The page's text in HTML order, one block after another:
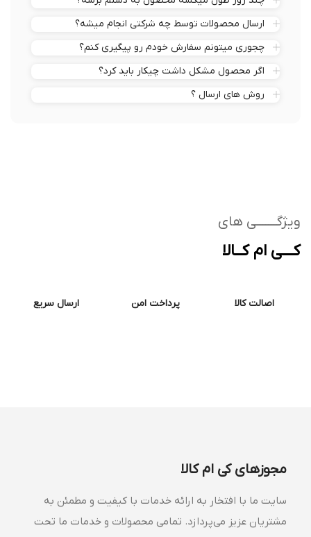
چند روز طول میکشه محصول به دستم برسه؟
ارسال محصولات توسط چه شرکتی انجام میشه؟
چجوری میتونم سفارش خودم رو پیگیری کنم؟
اگر محصول مشکل داشت چیکار باید کرد؟
روش های ارسال ؟
های
ام کــالا
پرداخت امن ارسال سریع
مجوزهای کی ام کالا
سایت ما با افتخار به ارائه خدمات با کیفیت و مطمئن به
مشتریان عزیز می‌پردازد. تمامی محصولات و خدمات ما تحت